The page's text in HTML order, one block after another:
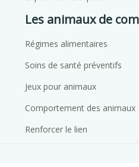
Les animaux de
Régimes alimentaires
Soins de santé préventifs
Jeux pour animaux
Comportement des animaux
Renforcer le lien